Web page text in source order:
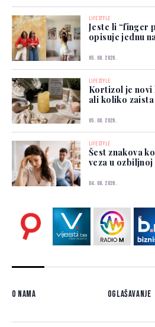
LIFESTYLE
Jeste li “finger
opisuje jednu
05. 08. 2026.
LIFESTYLE
Kortizol je novi
ali koliko zaista
05. 08. 2026.
LIFESTYLE
Šest znakova
veza u
04. 08. 2026.
O nama Oglašavanje